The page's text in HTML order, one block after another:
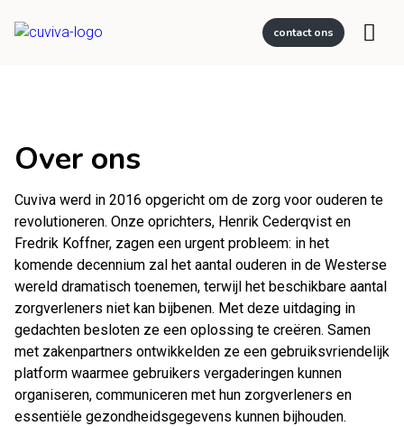
contact ons
Over ons
Cuviva werd in 2016 opgericht om de zorg voor ouderen te
revolutioneren. Onze oprichters, Henrik Cederqvist en
Fredrik Koffner, zagen een urgent probleem: in het
komende decennium zal het aantal ouderen in de Westerse
wereld dramatisch toenemen, terwijl het beschikbare aantal
zorgverleners niet kan bijbenen. Met deze uitdaging in
gedachten besloten ze een oplossing te creëren. Samen
met zakenpartners ontwikkelden ze een gebruiksvriendelijk
platform waarmee gebruikers vergaderingen kunnen
organiseren, communiceren met hun zorgverleners en
essentiële gezondheidsgegevens kunnen bijhouden.